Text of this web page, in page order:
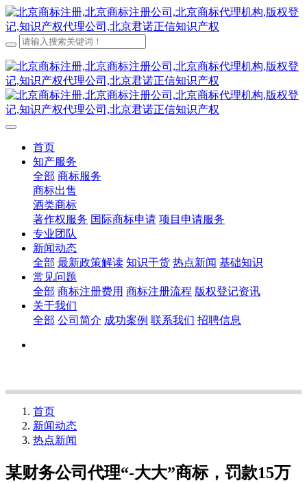
首页
知产服务
全部 商标服务
商标出售
酒类商标
著作权服务 国际商标申请 项目申请服务
专业团队
新闻动态
全部 最新政策解读 知识干货 热点新闻 基础知识
常见问题
全部 商标注册费用 商标注册流程 版权登记资讯
关于我们
全部 公司简介 成功案例 联系我们 招聘信息
首页
新闻动态
热点新闻
某财务公司代理“-大大”商标，罚款15万